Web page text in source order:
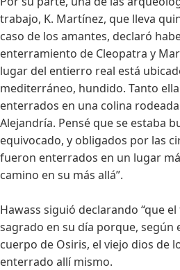
trabajo, K. Martínez, que lleva
caso de los amantes, declaró
enterramiento de Cleopatra y
lugar del entierro real está
mediterráneo, hundido. Tanto
enterrados en una colina
Alejandría. Pensé que se estaba
equivocado, y obligados por las
fueron enterrados en un lugar
camino en su más allá”.
Hawass siguió declarando “que
sagrado en su día porque, según
cuerpo de Osiris, el viejo dios de
enterrado allí mismo.